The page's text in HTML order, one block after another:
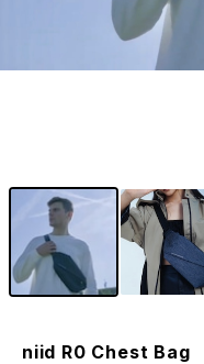
niid R0 Chest Bag